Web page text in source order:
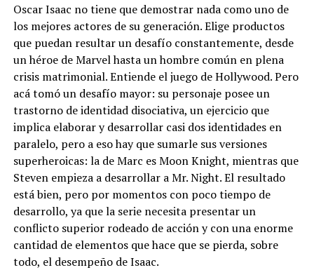
Oscar Isaac no tiene que demostrar nada como uno de
los mejores actores de su generación. Elige productos
que puedan resultar un desafío constantemente, desde
un héroe de Marvel hasta un hombre común en plena
crisis matrimonial. Entiende el juego de Hollywood. Pero
acá tomó un desafío mayor: su personaje posee un
trastorno de identidad disociativa, un ejercicio que
implica elaborar y desarrollar casi dos identidades en
paralelo, pero a eso hay que sumarle sus versiones
superheroicas: la de Marc es Moon Knight, mientras que
Steven empieza a desarrollar a Mr. Night. El resultado
está bien, pero por momentos con poco tiempo de
desarrollo, ya que la serie necesita presentar un
conflicto superior rodeado de acción y con una enorme
cantidad de elementos que hace que se pierda, sobre
todo, el desempeño de Isaac.